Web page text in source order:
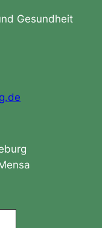
Gesundheit